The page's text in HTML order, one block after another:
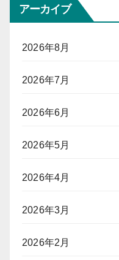
アーカイブ
2026年8月
2026年7月
2026年6月
2026年5月
2026年4月
2026年3月
2026年2月